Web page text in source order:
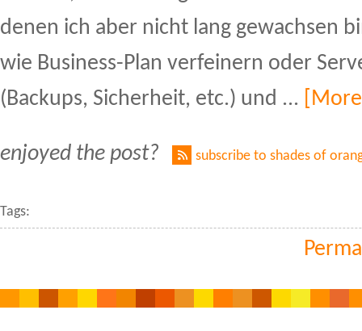
denen ich aber nicht lang gewachsen
wie Business-Plan verfeinern oder
(Backups, Sicherheit, etc.) und ...
enjoyed the post? subscribe to shades of
Tags: